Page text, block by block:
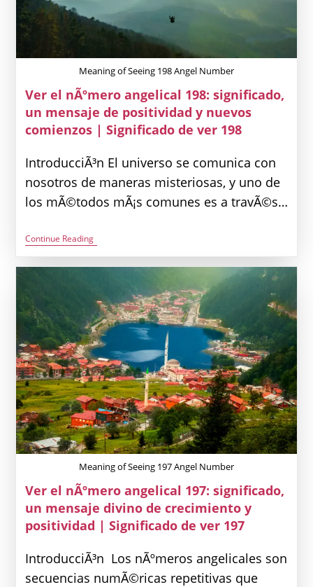
Meaning of Seeing 198 Angel Number
Ver el nÃºmero angelical 198: significado,
un mensaje de positividad y nuevos
comienzos | Significado de ver 198
IntroducciÃ³n El universo se comunica con
nosotros de maneras misteriosas, y uno de
los mÃ©todos mÃ¡s comunes es a travÃ©s…
Continue ReadingVer
El
NÃºmero
Angelical
Significado,
Un
Mensaje
De
Positividad
Y
Nuevos
Comienzos
|
Significado
De
Ver
198
Meaning of Seeing 197 Angel Number
Ver el nÃºmero angelical 197: significado,
un mensaje divino de crecimiento y
positividad | Significado de ver 197
IntroducciÃ³n Los nÃºmeros angelicales son
secuencias numÃ©ricas repetitivas que